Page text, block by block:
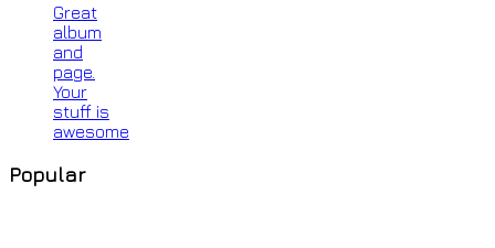
Great
album
and
page.
Your
stuff is
awesome
Popular